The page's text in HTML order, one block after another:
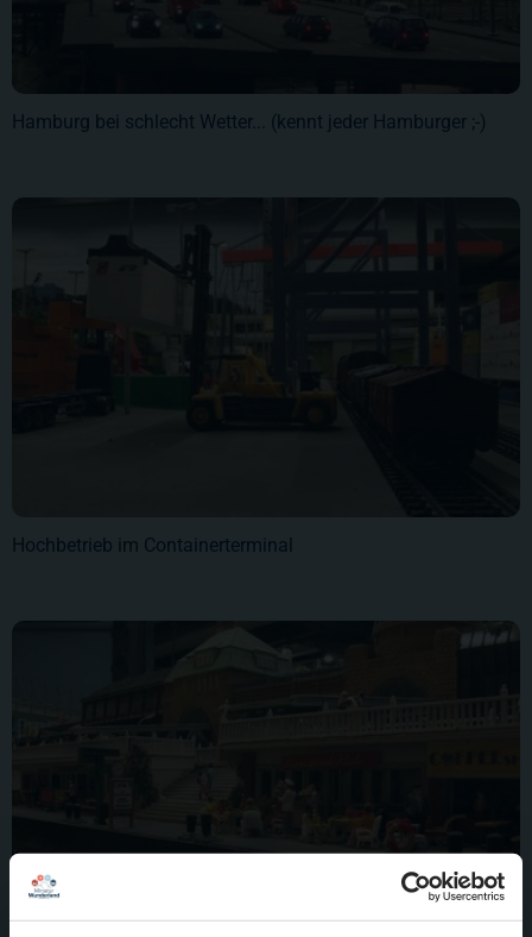
Hamburg bei schlecht Wetter... (kennt jeder Hamburger ;-)
Hochbetrieb im Containerterminal